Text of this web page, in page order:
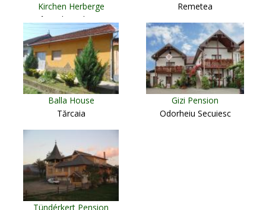
Kirchen Herberge
Câmpulung de Tisa
Remetea
Balla House
Tărcaia
Gizi Pension
Odorheiu Secuiesc
Tündérkert Pension